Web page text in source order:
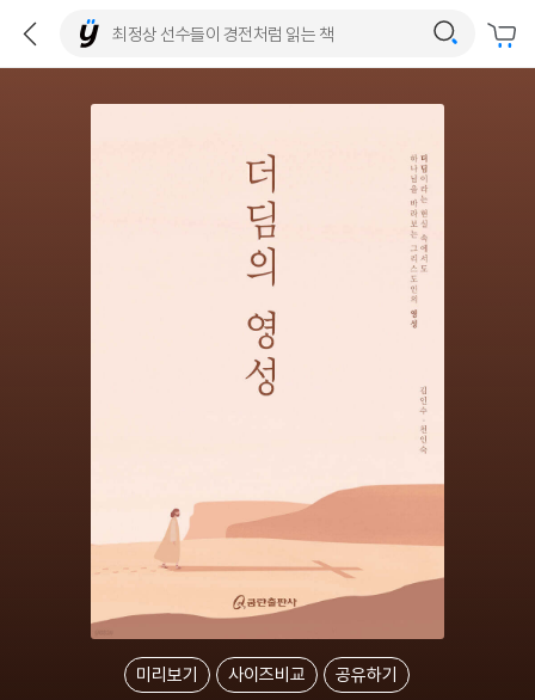
미리보기 사이즈비교 공유하기